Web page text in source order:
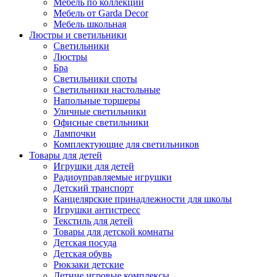
Мебель по коллекции
Мебель от Garda Decor
Мебель школьная
Люстры и светильники
Светильники
Люстры
Бра
Светильники споты
Светильники настольные
Напольные торшеры
Уличные светильники
Офисные светильники
Лампочки
Комплектующие для светильников
Товары для детей
Игрушки для детей
Радиоуправляемые игрушки
Детский транспорт
Канцелярские принадлежности для школы
Игрушки антистресс
Текстиль для детей
Товары для детской комнаты
Детская посуда
Детская обувь
Рюкзаки детские